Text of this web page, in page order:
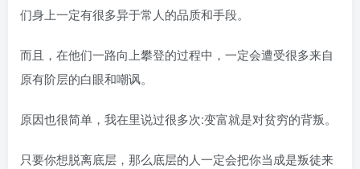
们身上一定有很多异于常人的品质和手段。
而且，在他们一路向上攀登的过程中，一定会遭受很多来自
原有阶层的白眼和嘲讽。
原因也很简单，我在里说过很多次:变富就是对贫穷的背叛。
只要你想脱离底层，那么底层的人一定会把你当成是叛徒来